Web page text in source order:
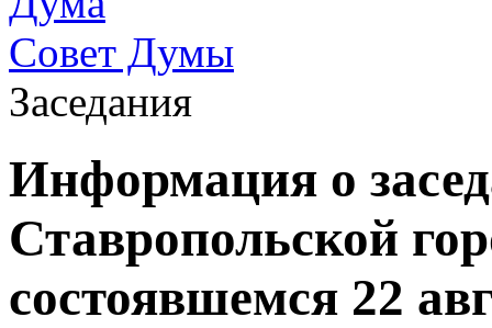
Совет Думы
Заседания
Информация о
Ставропольской
состоявшемся 22